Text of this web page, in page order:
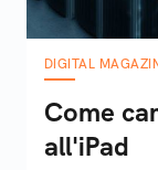
DIGITAL
Come
all'iPad